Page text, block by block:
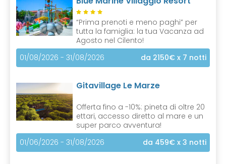
“Prima prenoti e meno paghi” per
tutta la famiglia: la tua Vacanza ad
Agosto nel Cilento!
01/08/2026 - 31/08/2026
da 2150€ x 7 notti
Gitavillage Le Marze
Offerta fino a -10%: pineta di oltre 20
ettari, accesso diretto al mare e un
super parco avventura!
01/06/2026 - 31/08/2026
da 459€ x 3 notti